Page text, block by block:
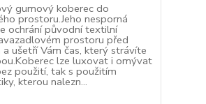
gumový koberec do
prostoru.Jeho nesporná
ochrání původní textilní
prostoru před
ušetří Vám čas, který strávíte
lze luxovat i omývat
použití, tak s použitím
kterou nalezn...